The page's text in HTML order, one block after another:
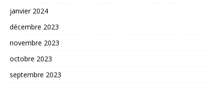
janvier 2024
décembre 2023
novembre 2023
octobre 2023
septembre 2023